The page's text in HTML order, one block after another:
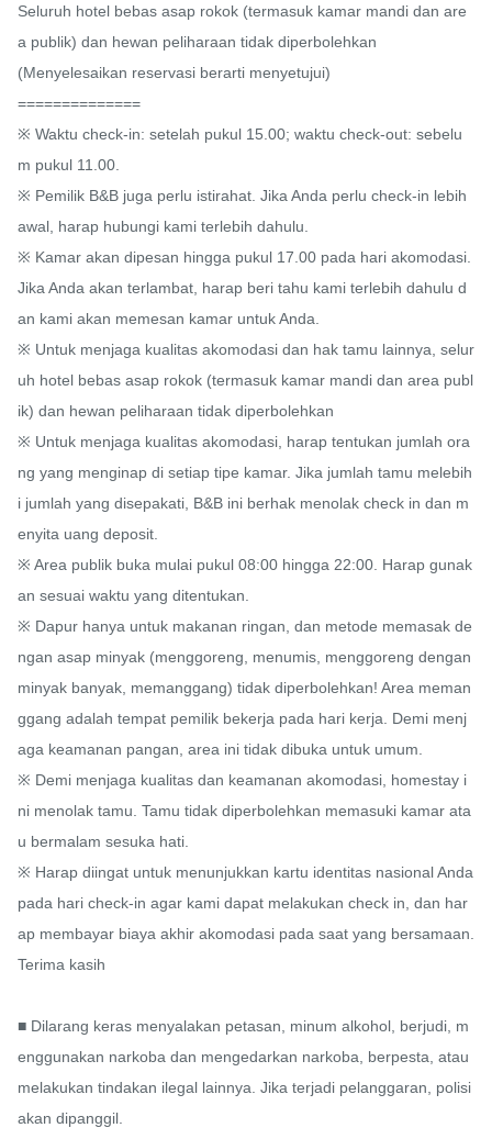
Seluruh hotel bebas asap rokok (termasuk kamar mandi dan are
a publik) dan hewan peliharaan tidak diperbolehkan
(Menyelesaikan reservasi berarti menyetujui)
==============
※ Waktu check-in: setelah pukul 15.00; waktu check-out: sebelu
m pukul 11.00.
※ Pemilik B&B juga perlu istirahat. Jika Anda perlu check-in lebih
awal, harap hubungi kami terlebih dahulu.
※ Kamar akan dipesan hingga pukul 17.00 pada hari akomodasi.
Jika Anda akan terlambat, harap beri tahu kami terlebih dahulu d
an kami akan memesan kamar untuk Anda.
※ Untuk menjaga kualitas akomodasi dan hak tamu lainnya, selur
uh hotel bebas asap rokok (termasuk kamar mandi dan area publ
ik) dan hewan peliharaan tidak diperbolehkan
※ Untuk menjaga kualitas akomodasi, harap tentukan jumlah ora
ng yang menginap di setiap tipe kamar. Jika jumlah tamu melebih
i jumlah yang disepakati, B&B ini berhak menolak check in dan m
enyita uang deposit.
※ Area publik buka mulai pukul 08:00 hingga 22:00. Harap gunak
an sesuai waktu yang ditentukan.
※ Dapur hanya untuk makanan ringan, dan metode memasak de
ngan asap minyak (menggoreng, menumis, menggoreng dengan
minyak banyak, memanggang) tidak diperbolehkan! Area meman
ggang adalah tempat pemilik bekerja pada hari kerja. Demi menj
aga keamanan pangan, area ini tidak dibuka untuk umum.
※ Demi menjaga kualitas dan keamanan akomodasi, homestay i
ni menolak tamu. Tamu tidak diperbolehkan memasuki kamar ata
u bermalam sesuka hati.
※ Harap diingat untuk menunjukkan kartu identitas nasional Anda
pada hari check-in agar kami dapat melakukan check in, dan har
ap membayar biaya akhir akomodasi pada saat yang bersamaan.
Terima kasih
■ Dilarang keras menyalakan petasan, minum alkohol, berjudi, m
enggunakan narkoba dan mengedarkan narkoba, berpesta, atau
melakukan tindakan ilegal lainnya. Jika terjadi pelanggaran, polisi
akan dipanggil.